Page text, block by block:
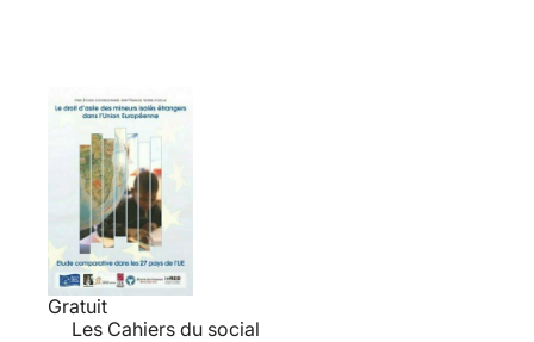
Gratuit
Les Cahiers du social